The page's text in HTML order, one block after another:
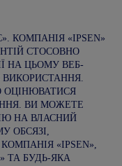
КОМПАНІЯ «IPSEN»
СТОСОВНО
НА ЦЬОМУ ВЕБ-
ВИКОРИСТАННЯ.
ОЦІНЮВАТИСЯ
ВИ МОЖЕТЕ
НА ВЛАСНИЙ
ОБСЯЗІ,
«IPSEN»,
ТА БУДЬ-ЯКА